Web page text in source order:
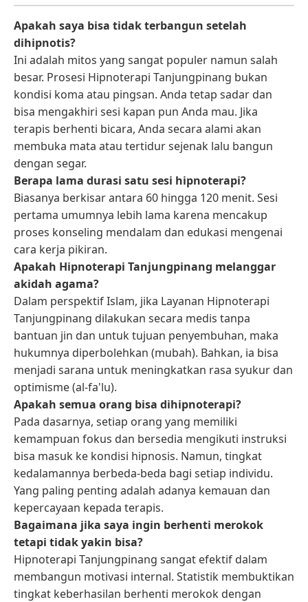
Apakah saya bisa tidak terbangun setelah
dihipnotis?
Ini adalah mitos yang sangat populer namun salah
besar. Prosesi Hipnoterapi Tanjungpinang bukan
kondisi koma atau pingsan. Anda tetap sadar dan
bisa mengakhiri sesi kapan pun Anda mau. Jika
terapis berhenti bicara, Anda secara alami akan
membuka mata atau tertidur sejenak lalu bangun
dengan segar.
Berapa lama durasi satu sesi hipnoterapi?
Biasanya berkisar antara 60 hingga 120 menit. Sesi
pertama umumnya lebih lama karena mencakup
proses konseling mendalam dan edukasi mengenai
cara kerja pikiran.
Apakah Hipnoterapi Tanjungpinang melanggar
akidah agama?
Dalam perspektif Islam, jika Layanan Hipnoterapi
Tanjungpinang dilakukan secara medis tanpa
bantuan jin dan untuk tujuan penyembuhan, maka
hukumnya diperbolehkan (mubah). Bahkan, ia bisa
menjadi sarana untuk meningkatkan rasa syukur dan
optimisme (al-fa'lu).
Apakah semua orang bisa dihipnoterapi?
Pada dasarnya, setiap orang yang memiliki
kemampuan fokus dan bersedia mengikuti instruksi
bisa masuk ke kondisi hipnosis. Namun, tingkat
kedalamannya berbeda-beda bagi setiap individu.
Yang paling penting adalah adanya kemauan dan
kepercayaan kepada terapis.
Bagaimana jika saya ingin berhenti merokok
tetapi tidak yakin bisa?
Hipnoterapi Tanjungpinang sangat efektif dalam
membangun motivasi internal. Statistik membuktikan
tingkat keberhasilan berhenti merokok dengan